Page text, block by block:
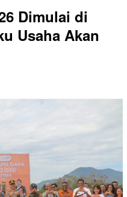
Dimulai di
Usaha Akan